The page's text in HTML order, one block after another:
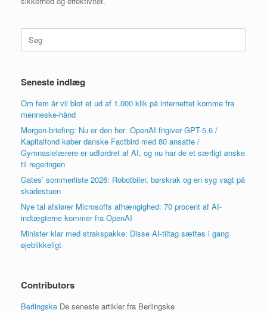
Søg
efter:
Seneste indlæg
Om fem år vil blot et ud af 1.000 klik på internettet komme fra
menneske-hånd
Morgen-briefing: Nu er den her: OpenAI frigiver GPT-5.6 /
Kapitalfond køber danske Factbird med 80 ansatte /
Gymnasielærere er udfordret af AI, og nu har de et særligt ønske
til regeringen
Gates’ sommerliste 2026: Robotbiler, børskrak og en syg vagt på
skadestuen
Nye tal afslører Microsofts afhængighed: 70 procent af AI-
indtægterne kommer fra OpenAI
Minister klar med strakspakke: Disse AI-tiltag sættes i gang
øjeblikkeligt
Contributors
Berlingske De seneste artikler fra Berlingske